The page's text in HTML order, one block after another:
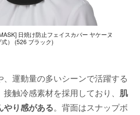
日焼け防止フェイスカバー ヤケーヌ
） (526 ブラック)
運動量の多いシーンで活躍する
触冷感素材を採用しており、 肌
やり感がある。背面はスナップボ